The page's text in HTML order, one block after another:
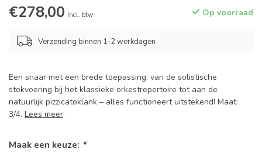
€278,00 Incl. btw Op voorraad
Verzending binnen 1-2 werkdagen
Een snaar met een brede toepassing: van de solistische
stokvoering bij het klassieke orkestrepertoire tot aan de
natuurlijk pizzicatoklank – alles functioneert uitstekend! Maat:
3/4. Lees meer.
Maak een keuze: *